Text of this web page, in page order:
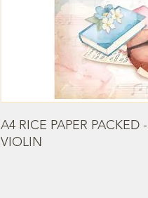
A4 RICE PAPER PACKED
VIOLIN